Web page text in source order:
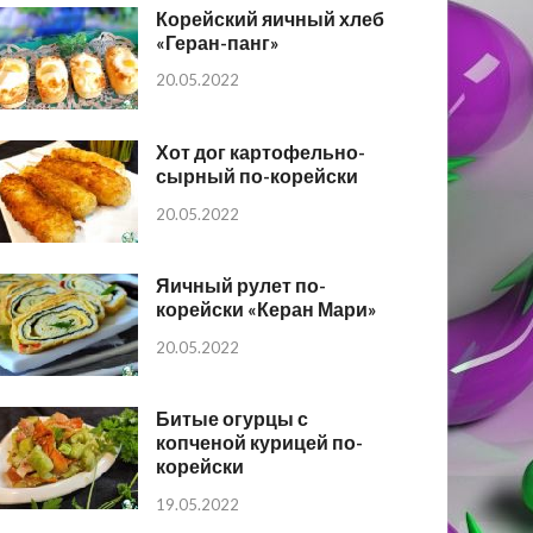
Корейский яичный хлеб
«Геран-панг»
20.05.2022
Хот дог картофельно-
сырный по-корейски
20.05.2022
Яичный рулет по-
корейски «Керан Мари»
20.05.2022
Битые огурцы с
копченой курицей по-
корейски
19.05.2022